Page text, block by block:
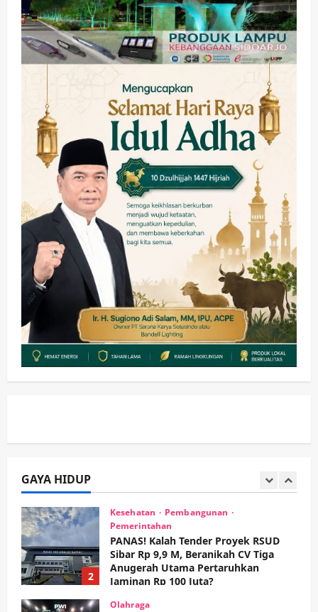
GAYA HIDUP
2
Anugerah Utama Pertaruhkan
Jaminan Rp 100 Juta?
wartanusa 5 Agustus 2026
Olahraga
Adu Taktik di Atas Rumput Sintetis:
Memanaskan Mesin Menuju Piala
Soccer
wartanusa 5 Agustus 2026
4
Ekonomi Hiburan Pemerintahan
HOT NEWS: Ribuan Warga Wage
Tumplek Blek di Bazar Rakyat Jalan
Jambu, Borong Kuliner UMKM Sambil
Nonton Jaranan!
wartanusa 4 Agustus 2026
5
Keagamaan Pemerintahan
Pemkab Sidoarjo & Muhammadiyah
Sinergi Permudah Perizinan, Wakaf,
hingga Hibah
wartanusa 4 Agustus 2026
Kesehatan Pemerintahan
Ubah Lahan Tidur Jadi Cuan: Wabup
Sidoarjo Apresiasi Inovasi Teh Daun
2
Jaminan Rp 100 Juta?
wartanusa 5 Agustus 2026
3
Olahraga
Adu Taktik di Atas Rumput Sintetis:
PWI dan Sapma PP Sidoarjo
Memanaskan Mesin Menuju Piala
Soccer
wartanusa 5 Agustus 2026
Ekonomi